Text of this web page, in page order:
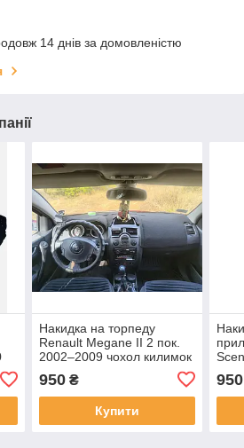
14 днів за домовленістю
Накидка на торпеду
Renault Megane II 2 пок.
2002–2009 чохол килимок
приладів авто Рено Меган
2
950₴
Купити
950